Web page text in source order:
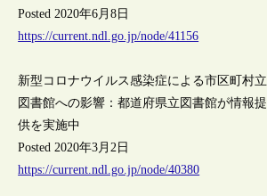
Posted 2020年6月8日
https://current.ndl.go.jp/node/41156
新型コロナウイルス感染症による市区町村立
図書館への影響：都道府県立図書館が情報提
供を実施中
Posted 2020年3月2日
https://current.ndl.go.jp/node/40380